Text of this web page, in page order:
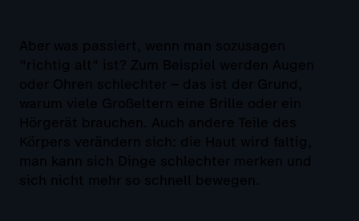
Aber was passiert, wenn man sozusagen
"richtig alt“ ist? Zum Beispiel werden Augen
oder Ohren schlechter – das ist der Grund,
warum viele Großeltern eine Brille oder ein
Hörgerät brauchen. Auch andere Teile des
Körpers verändern sich: die Haut wird faltig,
man kann sich Dinge schlechter merken und
sich nicht mehr so schnell bewegen.